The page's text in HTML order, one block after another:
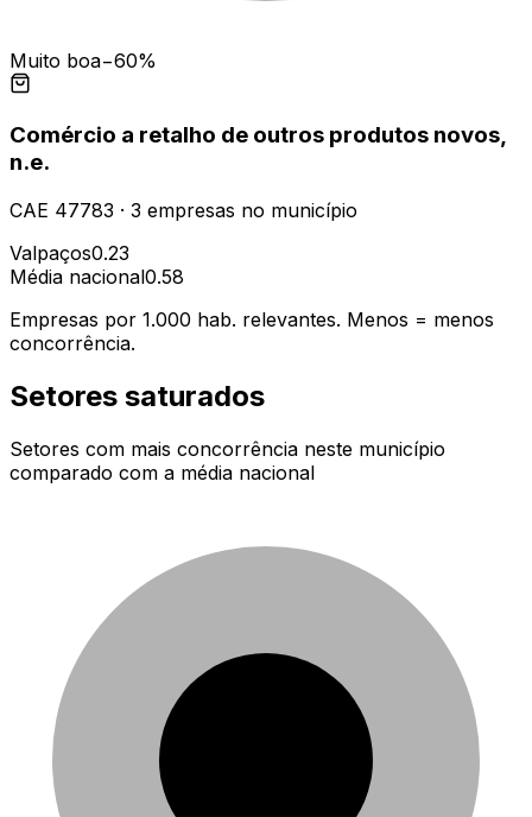
Muito boa−60%
Comércio a retalho de outros produtos novos,
n.e.
CAE 47783 · 3 empresas no município
Valpaços0.23
Média nacional0.58
Empresas por 1.000 hab. relevantes. Menos = menos
concorrência.
Setores saturados
Setores com mais concorrência neste município
comparado com a média nacional